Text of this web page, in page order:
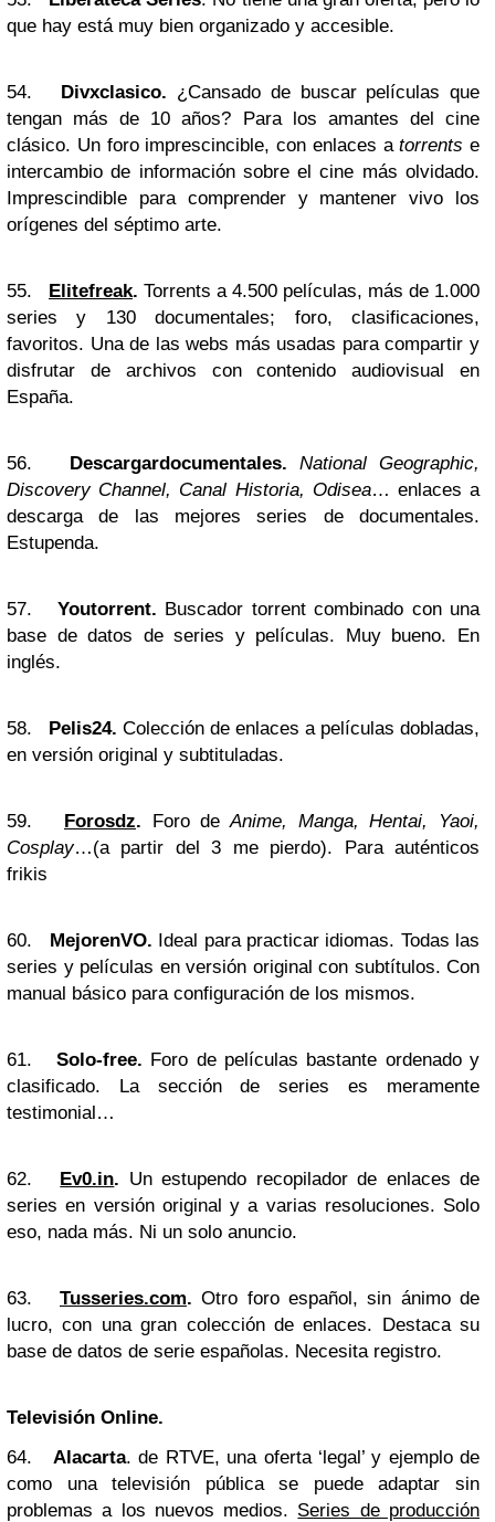
que hay está muy bien organizado y accesible.
54. Divxclasico. ¿Cansado de buscar películas que
tengan más de 10 años? Para los amantes del cine
clásico. Un foro imprescincible, con enlaces atorrents e
intercambio de información sobre el cine más olvidado.
Imprescindible para comprender y mantener vivo los
orígenes del séptimo arte.
55. Elitefreak. Torrents a 4.500 películas, más de 1.000
series y 130 documentales; foro, clasificaciones,
favoritos. Una de las webs más usadas para compartir y
disfrutar de archivos con contenido audiovisual en
España.
56. Descargardocumentales. National Geographic,
Discovery Channel, Canal Historia, Odisea… enlaces a
descarga de las mejores series de documentales.
Estupenda.
57. Youtorrent. Buscador torrent combinado con una
base de datos de series y películas. Muy bueno. En
inglés.
58. Pelis24. Colección de enlaces a películas dobladas,
en versión original y subtituladas.
59. Forosdz. Foro de Anime, Manga, Hentai, Yaoi,
Cosplay…(a partir del 3 me pierdo). Para auténticos
frikis
60. MejorenVO. Ideal para practicar idiomas. Todas las
series y películas en versión original con subtítulos. Con
manual básico para configuración de los mismos.
61. Solo-free. Foro de películas bastante ordenado y
clasificado. La sección de series es meramente
testimonial…
62. Ev0.in. Un estupendo recopilador de enlaces de
series en versión original y a varias resoluciones. Solo
eso, nada más. Ni un solo anuncio.
63. Tusseries.com. Otro foro español, sin ánimo de
lucro, con una gran colección de enlaces. Destaca su
base de datos de serie españolas. Necesita registro.
Televisión Online.
64.Alacarta. de RTVE, una oferta ‘legal’ y ejemplo de
como una televisión pública se puede adaptar sin
problemas a los nuevos medios. Series de producción